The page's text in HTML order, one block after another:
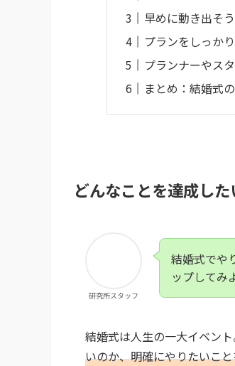
早めに動き出そう
プランをしっか
プランナーやス
まとめ：結婚式
どんなことを達成し
研究所スタッフ
結婚式でや
ップしてみ
結婚式は人生の一大イベン
いのか、明確にやりたいこ